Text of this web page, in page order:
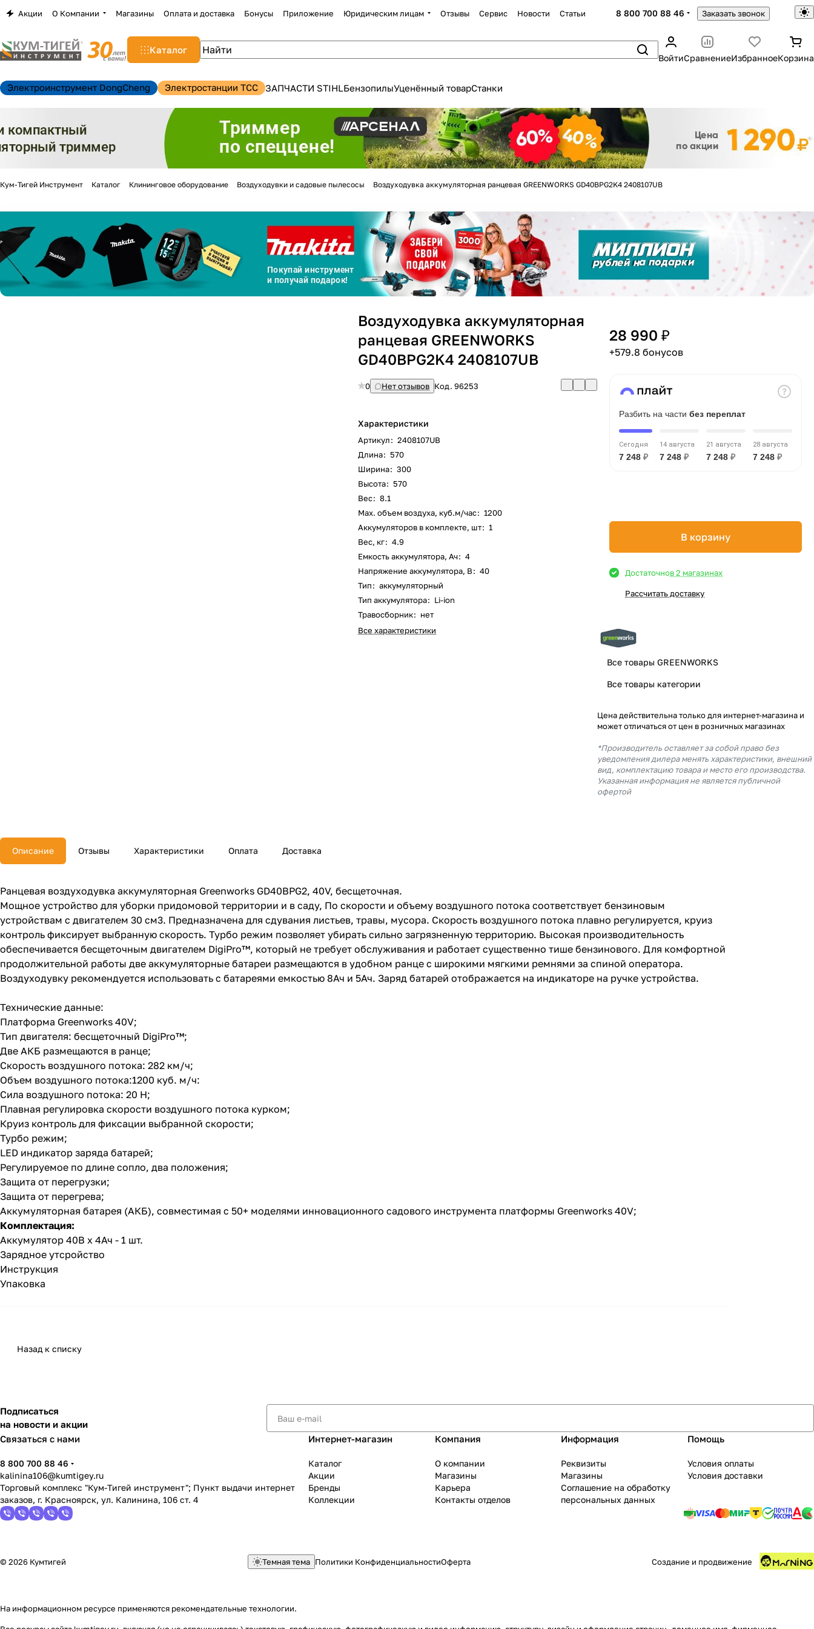
Акции О Компании Магазины Оплата и доставка Бонусы Приложение Юридическим лицам Отзывы Сервис Новости Статьи 8 800 700 88 46 Заказать звонок
Каталог
ВойтиСравнениеИзбранноеКорзина
Электроинструмент DongCheng Электростанции TCC ЗАПЧАСТИ STIHLБензопилыУценённый товарСтанки
Кум-Тигей Инструмент Каталог Клининговое оборудование Воздуходувки и садовые пылесосы Воздуходувка аккумуляторная ранцевая GREENWORKS GD40BPG2K4 2408107UB
Воздуходувка аккумуляторная
ранцевая GREENWORKS
GD40BPG2K4 2408107UB
0 Нет отзывов Код.96253
Характеристики
Артикул: 2408107UB
Длина: 570
Ширина: 300
Высота: 570
Вес: 8.1
Max. объем воздуха, куб.м/час: 1200
Аккумуляторов в комплекте, шт: 1
Вес, кг: 4.9
Емкость аккумулятора, Ач: 4
Напряжение аккумулятора, В: 40
Тип: аккумуляторный
Тип аккумулятора: Li-ion
Травосборник: нет
Все характеристики
28 990 ₽
+579.8 бонусов
Разбить на части без переплат
Сегодня
7 248 ₽
14 августа
7 248 ₽
21 августа
7 248 ₽
28 августа
7 248 ₽
В корзину
Достаточнов 2 магазинах
Рассчитать доставку
Все товары GREENWORKS
Все товары категории
Цена действительна только для интернет-магазина и
может отличаться от цен в розничных магазинах
*Производитель оставляет за собой право без
уведомления дилера менять характеристики, внешний
вид, комплектацию товара и место его производства.
Указанная информация не является публичной
офертой
Описание Отзывы Характеристики Оплата Доставка
Ранцевая воздуходувка аккумуляторная Greenworks GD40BPG2, 40V, бесщеточная.
Мощное устройство для уборки придомовой территории и в саду, По скорости и объему воздушного потока соответствует бензиновым
устройствам с двигателем 30 см3. Предназначена для сдувания листьев, травы, мусора. Скорость воздушного потока плавно регулируется, круиз
контроль фиксирует выбранную скорость. Турбо режим позволяет убирать сильно загрязненную территорию. Высокая производительность
обеспечивается бесщеточным двигателем DigiPro™, который не требует обслуживания и работает существенно тише бензинового. Для комфортной
продолжительной работы две аккумуляторные батареи размещаются в удобном ранце с широкими мягкими ремнями за спиной оператора.
Воздуходувку рекомендуется использовать с батареями емкостью 8Ач и 5Ач. Заряд батарей отображается на индикаторе на ручке устройства.
Технические данные:
Платформа Greenworks 40V;
Тип двигателя: бесщеточный DigiPro™;
Две АКБ размещаются в ранце;
Скорость воздушного потока: 282 км/ч;
Объем воздушного потока:1200 куб. м/ч:
Сила воздушного потока: 20 Н;
Плавная регулировка скорости воздушного потока курком;
Круиз контроль для фиксации выбранной скорости;
Турбо режим;
LED индикатор заряда батарей;
Регулируемое по длине сопло, два положения;
Защита от перегрузки;
Защита от перегрева;
Аккумуляторная батарея (АКБ), совместимая с 50+ моделями инновационного садового инструмента платформы Greenworks 40V;
Комплектация:
Аккумулятор 40В х 4Ач - 1 шт.
Зарядное утсройство
Инструкция
Упаковка
Назад к списку
Подписаться
на новости и акции
Связаться с нами
8 800 700 88 46
kalinina106@kumtigey.ru
Торговый комплекс "Кум-Тигей инструмент"; Пункт выдачи интернет
заказов, г. Красноярск, ул. Калинина, 106 ст. 4
Интернет-магазин
Каталог
Акции
Бренды
Коллекции
Компания
О компании
Магазины
Карьера
Контакты отделов
Информация
Реквизиты
Магазины
Соглашение на обработку
персональных данных
Помощь
Условия оплаты
Условия доставки
© 2026 Кумтигей Темная тема Политики КонфиденциальностиОферта Создание и продвижение
На информационном ресурсе применяются рекомендательные технологии.
Закрыть
Разбейтеоплату
на части без переплат
График платежей
Оплачивайте сегодня только
% картой любого банка
Получайте товарвыбранный способом
Оставшиеся75% будутсписываться
с вашей картыпо25%каждые 2 недели
раз в 2 недели